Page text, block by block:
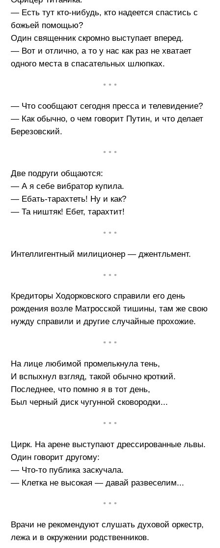
— Есть тут кто-нибудь, кто надеется спастись с
божьей помощью?
Один священник скромно выступает вперед.
— Вот и отлично, а то у нас как раз не хватает
одного места в спасательных шлюпках.
• • •
— Что сообщают сегодня пресса и телевидение?
— Как обычно, о чем говорит Путин, и что делает
Березовский.
• • •
Две подруги общаются:
— А я себе вибратор купила.
— Ебать-тарахтеть! Ну и как?
— Та ништяк! Ебет, тарахтит!
• • •
Интеллигентный милиционер — джентльмент.
• • •
Кредиторы Ходорковского справили его день
рождения возле Матросской тишины, там же свою
нужду справили и другие случайные прохожие.
• • •
На лице любимой промелькнула тень,
И вспыхнул взгляд, такой обычно кроткий.
Последнее, что помню я в тот день,
Был черный диск чугунной сковородки...
• • •
Цирк. На арене выступают дрессированные львы.
Один говорит другому:
— Что-то публика заскучала.
— Клетка не высокая — давай развеселим...
• • •
Врачи не рекомендуют слушать духовой оркестр,
лежа и в окружении родственников.